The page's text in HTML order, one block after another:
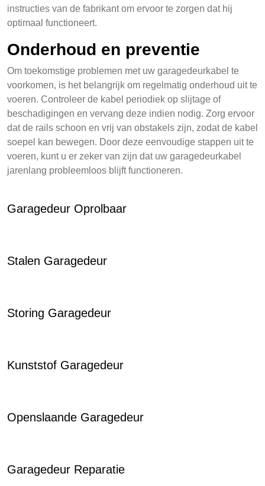
instructies van de fabrikant om ervoor te zorgen dat hij
optimaal functioneert.
Onderhoud en preventie
Om toekomstige problemen met uw garagedeurkabel te
voorkomen, is het belangrijk om regelmatig onderhoud uit te
voeren. Controleer de kabel periodiek op slijtage of
beschadigingen en vervang deze indien nodig. Zorg ervoor
dat de rails schoon en vrij van obstakels zijn, zodat de kabel
soepel kan bewegen. Door deze eenvoudige stappen uit te
voeren, kunt u er zeker van zijn dat uw garagedeurkabel
jarenlang probleemloos blijft functioneren.
Garagedeur Oprolbaar
Stalen Garagedeur
Storing Garagedeur
Kunststof Garagedeur
Openslaande Garagedeur
Garagedeur Reparatie